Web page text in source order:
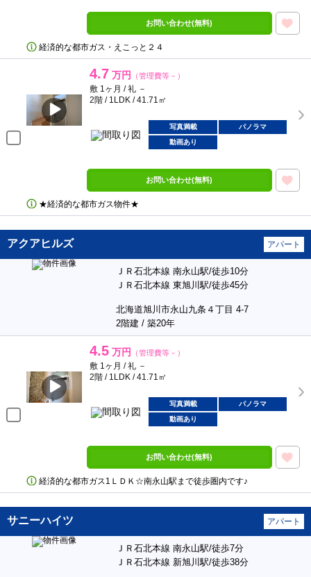
お問い合わせ(無料)
経済的な都市ガス・えこっと２４
4.7 万円 （管理費等－）
敷 1ヶ月 / 礼 －
2階 / 1LDK / 41.71㎡
写真満載
パノラマ
動画あり
お問い合わせ(無料)
★経済的な都市ガス物件★
アクアヒルズ アパート
ＪＲ石北本線 南永山駅/徒歩10分
ＪＲ石北本線 東旭川駅/徒歩45分
北海道旭川市永山九条４丁目 4-7
2階建 / 築20年
4.5 万円 （管理費等－）
敷 1ヶ月 / 礼 －
2階 / 1LDK / 41.71㎡
写真満載
パノラマ
動画あり
お問い合わせ(無料)
経済的な都市ガス1ＬＤＫ☆南永山駅まで徒歩圏内です♪
サニーハイツ アパート
ＪＲ石北本線 南永山駅/徒歩7分
ＪＲ石北本線 新旭川駅/徒歩38分